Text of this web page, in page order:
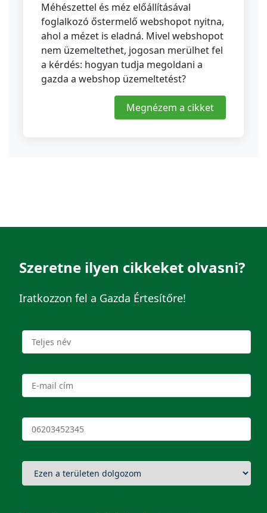
Méhészettel és méz előállításával
foglalkozó őstermelő webshopot nyitna,
ahol a mézet is eladná. Mivel webshopot
nem üzemeltethet, jogosan merülhet fel
a kérdés: hogyan tudja megoldani a
gazda a webshop üzemeltetést?
Megnézem a cikket
Szeretne ilyen cikkeket olvasni?
Iratkozzon fel a Gazda Értesítőre!